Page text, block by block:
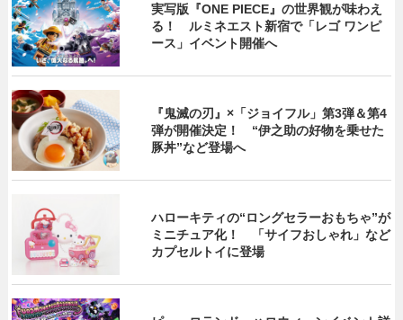
実写版『ONE PIECE』の世界観が味わえ
る！ ルミネエスト新宿で「レゴ ワンピ
ース」イベント開催へ
『鬼滅の刃』×「ジョイフル」第3弾＆第4
弾が開催決定！ “伊之助の好物を乗せた
豚丼”など登場へ
ハローキティの“ロングセラーおもちゃ”が
ミニチュア化！ 「サイフおしゃれ」など
カプセルトイに登場